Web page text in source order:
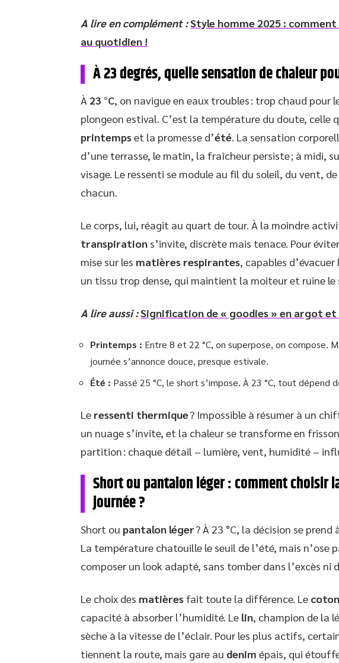
A lire en complément :Style homme 2025 :
au quotidien !
À 23 degrés, quelle sensation de chaleur
À 23 °C, on navigue en eaux troubles : trop chaud pour
plongeon estival. C’est la température du doute, celle
printempset la promesse d’été. La sensation
d’une terrasse, le matin, la fraîcheur persiste ; à midi,
visage. Le ressenti se module au fil du soleil, du vent,
chacun.
Le corps, lui, réagit au quart de tour. À la moindre
transpiration s’invite, discrète mais tenace. Pour
mise sur les matières respirantes, capables
un tissu trop dense, qui maintient la moiteur et ruine le
A lire aussi :Signification de « goodies » en argot et
Printemps : Entre 8 et 22 °C, on superpose, on compose.
journée s’annonce douce, presque estivale.
Été : Passé 25 °C, le short s’impose. À 23 °C, tout dépend
Le ressenti thermique? Impossible à résumer à un
un nuage s’invite, et la chaleur se transforme en
partition : chaque détail – lumière, vent, humidité –
Short ou pantalon léger : comment choisir
journée ?
Short ou pantalon léger? À 23 °C, la décision se
La température chatouille le seuil de l’été, mais n’ose
composer un look adapté, sans tomber dans l’excès ni
Le choix des matières fait toute la différence. Le coton
capacité à absorber l’humidité. Le lin, champion de la
sèche à la vitesse de l’éclair. Pour les plus actifs,
tiennent la route, mais gare au denim épais, qui